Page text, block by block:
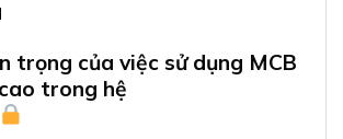
trọng của việc sử dụng MCB
trong hệ